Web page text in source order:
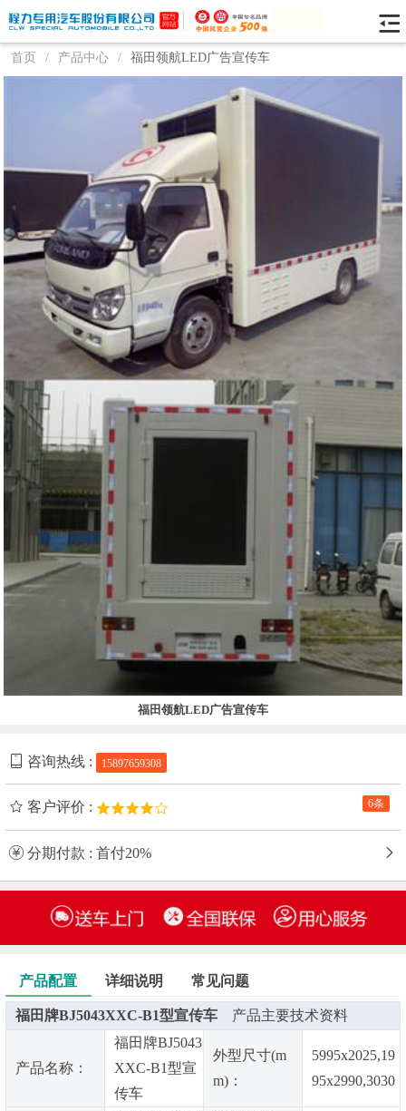
首页 / 产品中心 / 福田领航LED广告宣传车
福田领航LED广告宣传车
咨询热线 : 15897659308
6条
客户评价 :
分期付款 : 首付20%
产品配置 详细说明 常见问题
福田牌BJ5043XXC-B1型宣传车 产品主要技术资料
产品名称：
福田牌BJ5043
XXC-B1型宣
传车
外型尺寸(m
m)：
5995x2025,19
95x2990,3030